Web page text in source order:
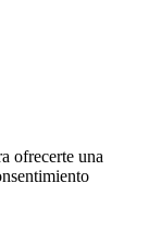
ofrecerte una